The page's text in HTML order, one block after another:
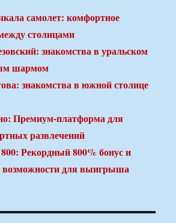
самолет: комфортное
столицами
знакомства в уральском
шармом
знакомства в южной столице
Премиум-платформа для
развлечений
Рекордный 800% бонус и
возможности для выигрыша